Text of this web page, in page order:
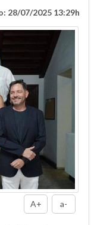
28/07/2025 13:29h
A+ a-